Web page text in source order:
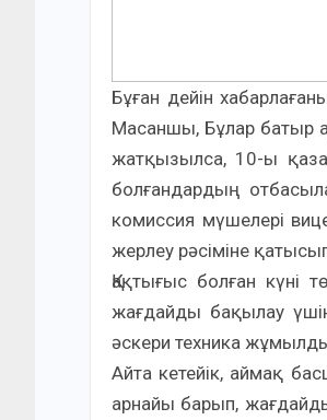
Бұған дейін
Масаншы, Бұлар батыр
жатқызылса, 10-ы
болғандардың
комиссия мүшелері
жерлеу рәсіміне
Қақтығыс болған күні
жағдайды бақылау
әскери техника
Айта кетейік, аймақ
арнайы барып,